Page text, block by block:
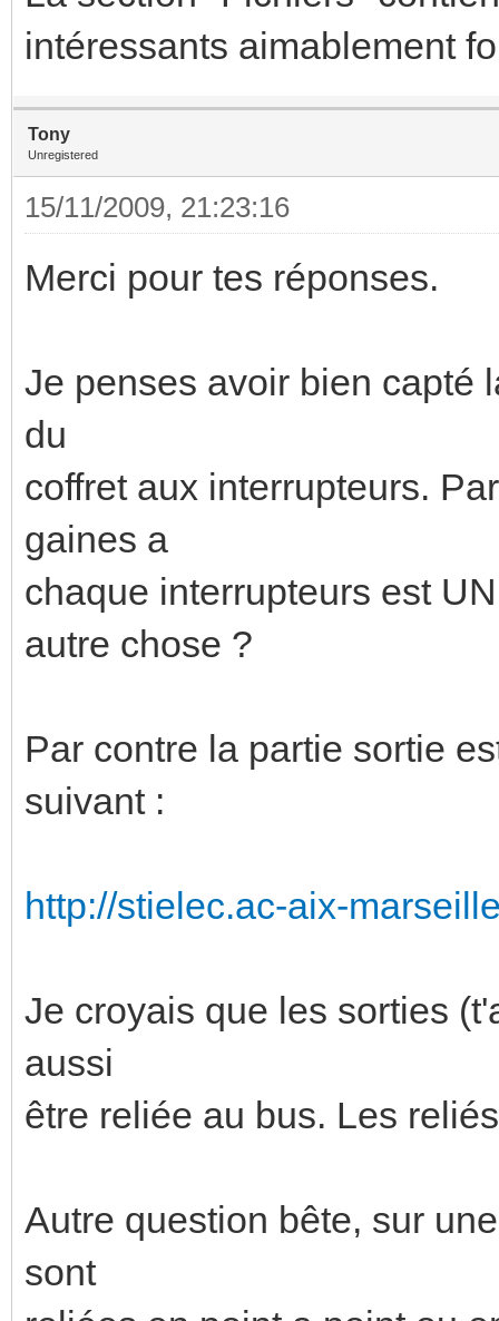
intéressants aimablement
Tony
Unregistered
15/11/2009, 21:23:16
Merci pour tes réponses.
Je penses avoir bien capté
du
coffret aux interrupteurs.
gaines a
chaque interrupteurs est
autre chose ?
Par contre la partie sortie
suivant :
http://stielec.ac-aix-
Je croyais que les sorties
aussi
être reliée au bus. Les
Autre question bête, sur
sont